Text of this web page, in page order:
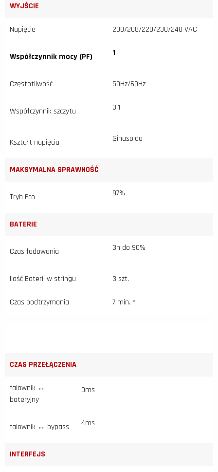
WYJŚCIE
Napięcie 200/208/220/230/240 VAC
Współczynnik mocy (PF) 1
Częstotliwość 50Hz/60Hz
Współczynnik szczytu 3:1
Kształt napięcia Sinusoida
MAKSYMALNA SPRAWNOŚĆ
Tryb Eco 97%
BATERIE
Czas ładowania 3h do 90%
Ilość Baterii w stringu 3 szt.
Czas podtrzymania 7 min. *
CZAS PRZEŁĄCZENIA
falownik ↔
bateryjny
0ms
falownik ↔ bypass 4ms
INTERFEJS